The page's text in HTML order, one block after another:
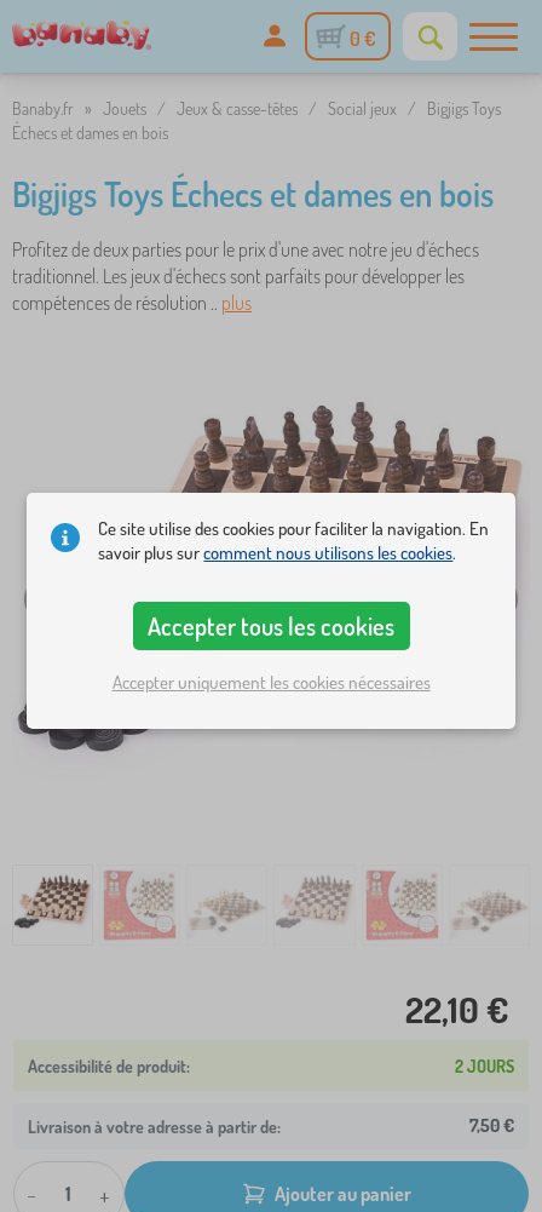
0 €
Banaby.fr » Jouets / Jeux & casse-têtes / Social jeux /
Bigjigs Toys
Échecs et dames en bois
Bigjigs Toys Échecs et dames en bois
Profitez de deux parties pour le prix d'une avec notre jeu d'échecs
traditionnel. Les jeux d'échecs sont parfaits pour développer les
compétences de résolution .. plus
22,10 €
2 JOURS
Livraison à votre adresse à partir de: 7,50 €
- + Ajouter au panier
Ce site utilise des cookies pour faciliter la navigation. En
savoir plus surcomment nous utilisons les cookies.
Accepter tous les cookies
Accepter uniquement les cookies nécessaires